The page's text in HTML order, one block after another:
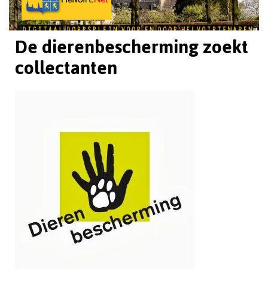
De dierenbescherming zoekt
collectanten